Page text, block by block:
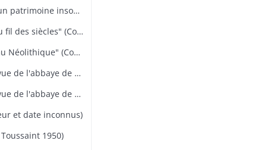
Expostion "Au fil de l'industrie textile, un patrimoine insoupçonné" (Communauté de Communes de la Région de Guebwiller, du 11 septembre au 30 octobre 2009)
Exposition "Laissez-vous transporter au fil des siècles" (Communauté de Communes de la Région de Guebwiller, du 26 octobre 2012 au 19 janvier 2013)
Exposition "Laissez-vous conter la vie au Néolithique" (Communauté de Communes de la Région de Guebwiller, du 14 octobre 2011 au 26 janvier 2012)
Guebwiller, vue générale ancienne et vue de l'abbaye de Murbach.
Guebwiller, vue générale ancienne et vue de l'abbaye de Murbach.
et date inconnus)
1950)